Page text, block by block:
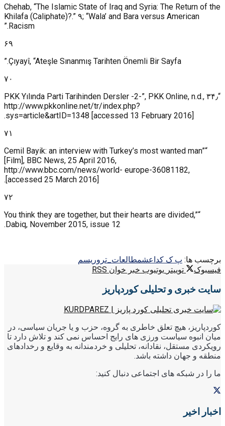
Chehab, “The Islamic State of Iraq and Syria: The Return of the
Khilafa (Caliphate)?.” ۹; “Wala’ and Bara versus American
Racism.”
۶۹
Çıyayî, “Ateşle Sınanmış Tarihten Önemli Bir Sayfa.”
۷۰
“۳۴٫ PKK Yılında Parti Tarihinden Dersler -2-”, PKK Online, n.d.,
http://www.pkkonline.net/tr/index.php?
sys=article&artID=1348 [accessed 13 February 2016].
۷۱
“Cemil Bayik: an interview with Turkey’s most wanted man”
[Film], BBC News, 25 April 2016,
http://www.bbc.com/news/world- europe-36081182,
[accessed 25 March 2016].
۷۲
“You think they are together, but their hearts are divided,”
Dabiq, November 2015, issue 12.
برچسب ها: پ ک کداعشمطالعات_تروریسم
فیسبوک
توییتر یوتیوب خبر خوان RSS
سایت خبری و تحلیلی کوردپاریز
کوردپاریز، هیچ تعلق خاطری به گروه، حزب و یا جریان سیاسی، در
میان انبوه سیاست ورزی های رایج احساس نمی کند و تلاش دارد تا
رویکردی مستقل، نقادانه، تحلیلی و خردمندانه به وقایع و رخدادهای
منطقه و جهان داشته باشد.
ما را در شبکه های اجتماعی دنبال کنید:
اخبار اخیر